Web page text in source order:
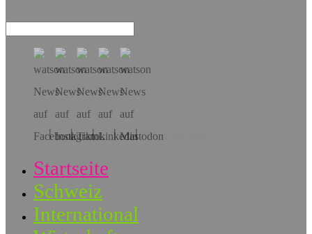
Hol dir die App!
Startseite
Schweiz
International